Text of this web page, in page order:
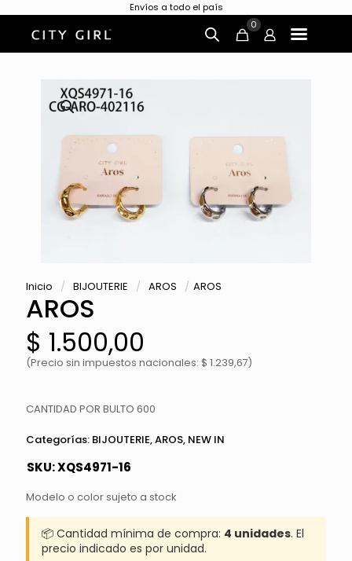
Envíos a todo el país
0
Inicio / BIJOUTERIE / AROS / AROS
AROS
$ 1.500,00
(Precio sin impuestos nacionales: $ 1.239,67)
CANTIDAD POR BULTO 600
Categorías: BIJOUTERIE,AROS, NEW IN
SKU:XQS4971-16
Modelo o color sujeto a stock
📦 Cantidad mínima de compra: 4 unidades. El
precio indicado es por unidad.